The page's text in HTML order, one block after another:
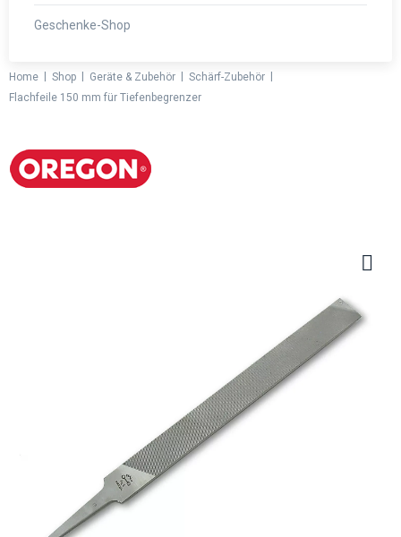
Geschenke-Shop
Home Shop Geräte & Zubehör Schärf-Zubehör
Flachfeile 150 mm für Tiefenbegrenzer